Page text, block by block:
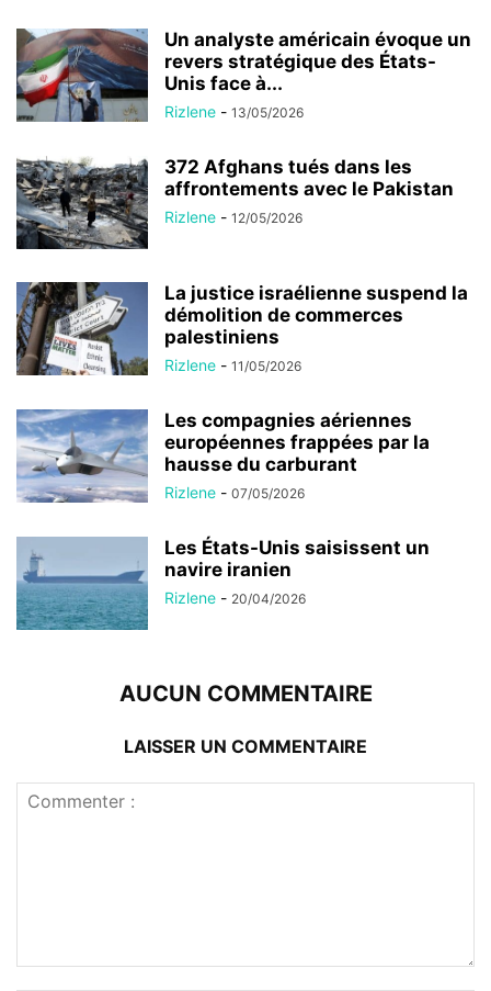
Un analyste américain évoque un
revers stratégique des États-
Unis face à...
Rizlene - 13/05/2026
372 Afghans tués dans les
affrontements avec le Pakistan
Rizlene - 12/05/2026
La justice israélienne suspend la
démolition de commerces
palestiniens
Rizlene - 11/05/2026
Les compagnies aériennes
européennes frappées par la
hausse du carburant
Rizlene - 07/05/2026
Les États-Unis saisissent un
navire iranien
Rizlene - 20/04/2026
AUCUN COMMENTAIRE
LAISSER UN COMMENTAIRE